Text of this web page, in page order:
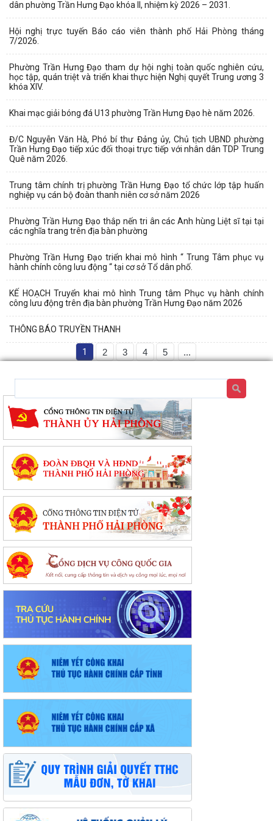
dân phường Trần Hưng Đạo khóa II, nhiệm kỳ 2026 – 2031.
Hội nghị trực tuyến Báo cáo viên thành phố Hải Phòng tháng
7/2026.
Phường Trần Hưng Đạo tham dự hội nghị toàn quốc nghiên cứu,
học tập, quán triệt và triển khai thực hiện Nghị quyết Trung ương 3
khóa XIV.
Khai mạc giải bóng đá U13 phường Trần Hưng Đạo hè năm 2026.
Đ/C Nguyễn Văn Hà, Phó bí thư Đảng ủy, Chủ tịch UBND phường
Trần Hưng Đạo tiếp xúc đối thoại trực tiếp với nhân dân TDP Trung
Quê năm 2026.
Trung tâm chính trị phường Trần Hưng Đạo tổ chức lớp tập huấn
nghiệp vụ cán bộ đoàn thanh niên cơ sở năm 2026
Phường Trần Hưng Đạo thắp nến tri ân các Anh hùng Liệt sĩ tại tại
các nghĩa trang trên địa bàn phường
Phường Trần Hưng Đạo triển khai mô hình “ Trung Tâm phục vụ
hành chính công lưu động “ tại cơ sở Tổ dân phố.
KẾ HOẠCH Truyển khai mô hình Trung tâm Phục vụ hành chính
công lưu động trên địa bàn phường Trần Hưng Đạo năm 2026
THÔNG BÁO TRUYỀN THANH
1 2 3 4 5 ...